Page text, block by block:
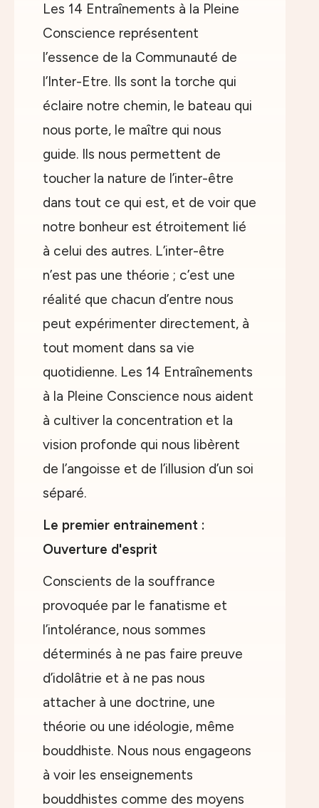
Les 14 Entraînements à la Pleine
Conscience représentent
l’essence de la Communauté de
l’Inter-Etre. Ils sont la torche qui
éclaire notre chemin, le bateau qui
nous porte, le maître qui nous
guide. Ils nous permettent de
toucher la nature de l’inter-être
dans tout ce qui est, et de voir que
notre bonheur est étroitement lié
à celui des autres. L’inter-être
n’est pas une théorie ; c’est une
réalité que chacun d’entre nous
peut expérimenter directement, à
tout moment dans sa vie
quotidienne. Les 14 Entraînements
à la Pleine Conscience nous aident
à cultiver la concentration et la
vision profonde qui nous libèrent
de l’angoisse et de l’illusion d’un soi
séparé.
Le premier entrainement :
Ouverture d'esprit
Conscients de la souffrance
provoquée par le fanatisme et
l’intolérance, nous sommes
déterminés à ne pas faire preuve
d’idolâtrie et à ne pas nous
attacher à une doctrine, une
théorie ou une idéologie, même
bouddhiste. Nous nous engageons
à voir les enseignements
bouddhistes comme des moyens